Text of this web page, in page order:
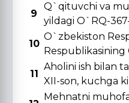
9
Q`qituvchi va
yildagi O`RQ-
10
O`zbekiston
Respublikasining
11
Aholini ish bilan
XII-son, kuchga
Mehnatni